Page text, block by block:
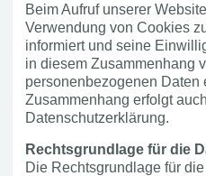
Beim Aufruf unserer
Verwendung von Cookies
informiert und seine
in diesem Zusammenhang
personenbezogenen Daten
Zusammenhang erfolgt
Datenschutzerklärung.
Rechtsgrundlage für die
Die Rechtsgrundlage für